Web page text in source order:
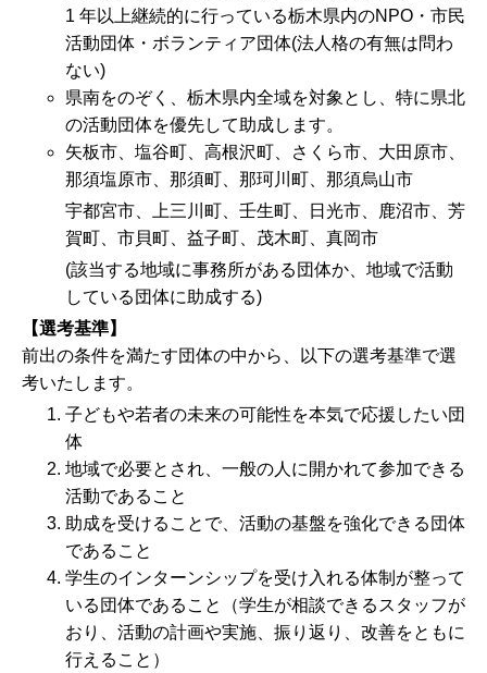
1 年以上継続的に行っている栃木県内のNPO・市民
活動団体・ボランティア団体(法人格の有無は問わ
ない)
県南をのぞく、栃木県内全域を対象とし、特に県北
の活動団体を優先して助成します。
矢板市、塩谷町、高根沢町、さくら市、大田原市、
那須塩原市、那須町、那珂川町、那須烏山市
宇都宮市、上三川町、壬生町、日光市、鹿沼市、芳
賀町、市貝町、益子町、茂木町、真岡市
(該当する地域に事務所がある団体か、地域で活動
している団体に助成する)
【選考基準】
前出の条件を満たす団体の中から、以下の選考基準で選
考いたします。
子どもや若者の未来の可能性を本気で応援したい団
体
地域で必要とされ、一般の人に開かれて参加できる
活動であること
助成を受けることで、活動の基盤を強化できる団体
であること
学生のインターンシップを受け入れる体制が整って
いる団体であること（学生が相談できるスタッフが
おり、活動の計画や実施、振り返り、改善をともに
行えること）